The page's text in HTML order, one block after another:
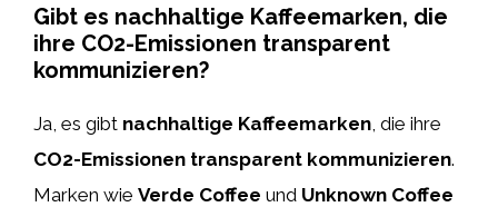
Gibt es nachhaltige Kaffeemarken, die
ihre CO2-Emissionen transparent
kommunizieren?
Ja, es gibt nachhaltige Kaffeemarken , die ihre
CO2-Emissionen transparent kommunizieren.
Marken wie Verde Coffee und Unknown Coffee